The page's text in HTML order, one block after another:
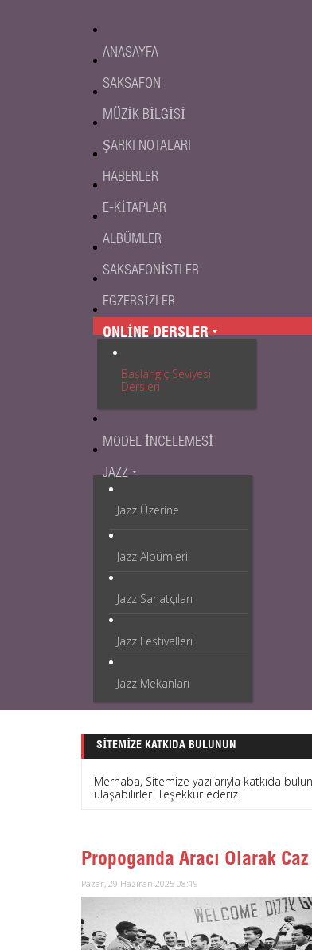
ANASAYFA
SAKSAFON
MÜZIK BILGISI
ŞARKI NOTALARI
HABERLER
E-KITAPLAR
ALBÜMLER
SAKSAFONISTLER
EGZERSIZLER
ONLINE DERSLER
Başlangıç Seviyesi
Dersleri
MODEL İNCELEMESI
JAZZ
Jazz Üzerine
Jazz Albümleri
Jazz Sanatçıları
Jazz Festivalleri
Jazz Mekanları
SITEMIZE KATKIDA BULUNUN
Merhaba, Sitemize yazılarıyla katkıda
ulaşabilirler. Teşekkür ederiz.
Propoganda Aracı Olarak Caz
Pazar, 29 Haziran 2025 08:19